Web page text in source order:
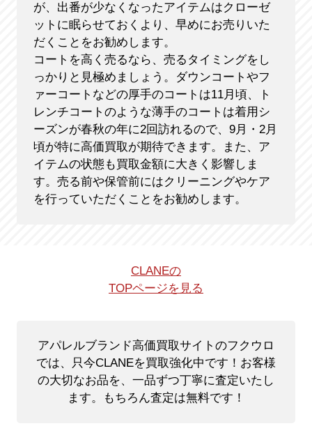
が、出番が少なくなったアイテムはクローゼ
ットに眠らせておくより、早めにお売りいた
だくことをお勧めします。
コートを高く売るなら、売るタイミングをし
っかりと見極めましょう。ダウンコートやフ
ァーコートなどの厚手のコートは11月頃、ト
レンチコートのような薄手のコートは着用シ
ーズンが春秋の年に2回訪れるので、9月・2月
頃が特に高価買取が期待できます。また、ア
イテムの状態も買取金額に大きく影響しま
す。売る前や保管前にはクリーニングやケア
を行っていただくことをお勧めします。
CLANEの
TOPページを見る
アパレルブランド高価買取サイトのフクウロ
では、只今CLANEを買取強化中です！ お客様
の大切なお品を、一品ずつ丁寧に査定いたし
ます。もちろん査定は無料です！